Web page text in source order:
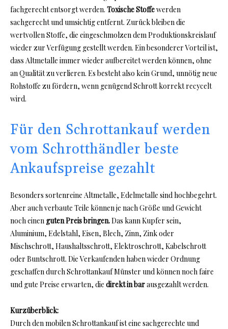
fachgerecht entsorgt werden. Toxische Stoffewerden
sachgerecht und umsichtig entfernt. Zurück bleiben die
wertvollen Stoffe, die eingeschmolzen dem Produktionskreislauf
wieder zur Verfügung gestellt werden. Ein besonderer Vorteil ist,
dass Altmetalle immer wieder aufbereitet werden können, ohne
an Qualität zu verlieren. Es besteht also kein Grund, unnötig neue
Rohstoffe zu fördern, wenn genügend Schrott korrekt recycelt
wird.
Für den Schrottankauf werden
vom Schrotthändler beste
Ankaufspreise gezahlt
Besonders sortenreine Altmetalle, Edelmetalle sind hochbegehrt.
Aber auch verbaute Teile können je nach Größe und Gewicht
noch einen guten Preis bringen.Das kann Kupfer sein,
Aluminium, Edelstahl, Eisen, Blech, Zinn, Zink oder
Mischschrott, Haushaltsschrott, Elektroschrott, Kabelschrott
oder Buntschrott. Die Verkaufenden haben wieder Ordnung
geschaffen durch Schrottankauf Münster und können noch faire
und gute Preise erwarten, die direkt in barausgezahlt werden.
Kurzüberblick:
Durch den mobilen Schrottankauf ist eine sachgerechte und